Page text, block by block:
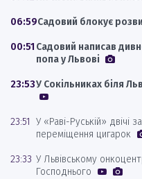
06:59Садовий блокує
00:51 Садовий написав
попа у Львові
23:53У Сокільниках біля
23:51 У «Раві-Руській» двічі
переміщення цигарок
23:33 У Львівському
Господнього